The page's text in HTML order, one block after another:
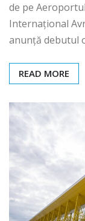
de pe
Internațional
anunță debutul
READ MORE